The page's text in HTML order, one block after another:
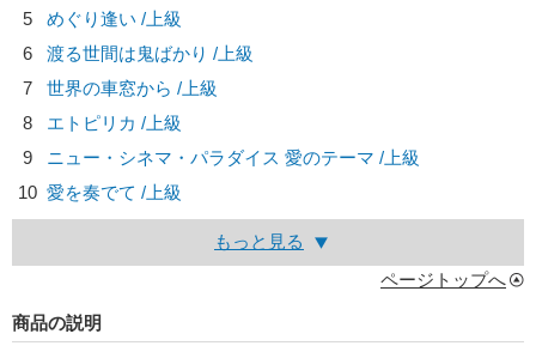
5
めぐり逢い /上級
6
渡る世間は鬼ばかり /上級
7
世界の車窓から /上級
8
エトピリカ /上級
9
ニュー・シネマ・パラダイス 愛のテーマ /上級
10 愛を奏でて /上級
もっと見る
ページトップへ
商品の説明